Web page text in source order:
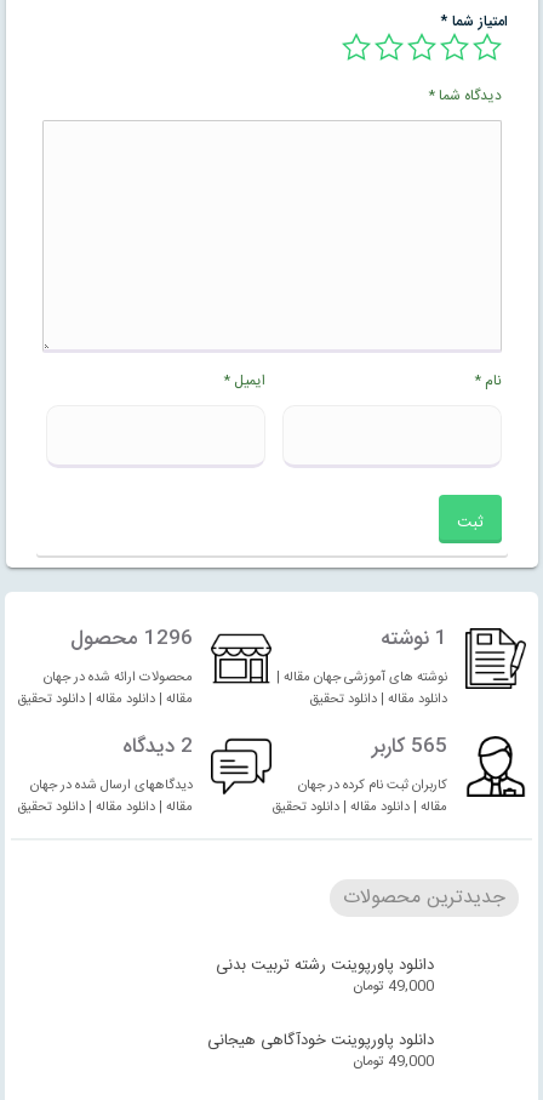
امتیاز شما*
دیدگاه شما*
نام* ایمیل*
1 نوشته
نوشته های آموزشی جهان مقاله |
دانلود مقاله | دانلود تحقیق
1296 محصول
محصولات ارائه شده در جهان
مقاله | دانلود مقاله | دانلود تحقیق
565 کاربر
کاربران ثبت نام کرده در جهان
مقاله | دانلود مقاله | دانلود تحقیق
2 دیدگاه
دیدگاههای ارسال شده در جهان
مقاله | دانلود مقاله | دانلود تحقیق
جدیدترین محصولات
دانلود پاورپوینت رشته تربیت بدنی
49,000 تومان
دانلود پاورپوینت خودآگاهی هیجانی
49,000 تومان